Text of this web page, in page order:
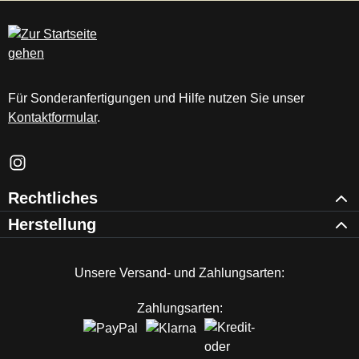
Für Sonderanfertigungen und Hilfe nutzen Sie unser
Kontaktformular.
Schau auf Instagram vorbei – öffnet in neuem Tab (externer
Rechtliches
Herstellung
Unsere Versand- und Zahlungsarten:
Zahlungsarten: